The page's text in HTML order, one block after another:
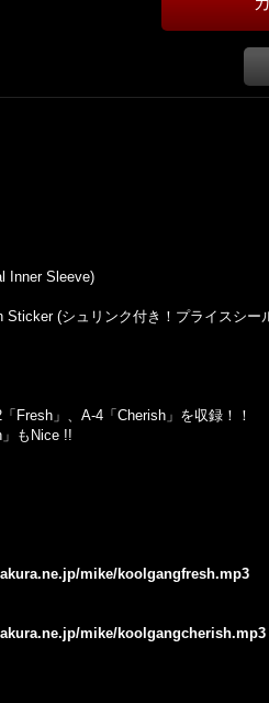
Inner Sleeve)
Sticker (シュリンク付き！プライスシー
Fresh」、A-4「Cherish」を収録！！
もNice !!
mike/koolgangfresh.mp3
mike/koolgangcherish.mp3